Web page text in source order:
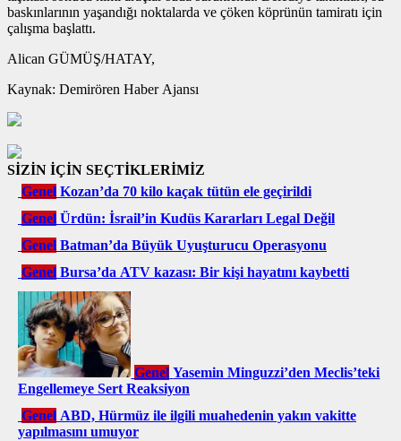
baskınlarının yaşandığı noktalarda ve çöken köprünün tamiratı için
çalışma başlattı.
Alican GÜMÜŞ/HATAY,
Kaynak: Demirören Haber Ajansı
SİZİN İÇİN SEÇTİKLERİMİZ
Genel Kozan’da 70 kilo kaçak tütün ele geçirildi
Genel Ürdün: İsrail’in Kudüs Kararları Legal Değil
Genel Batman’da Büyük Uyuşturucu Operasyonu
Genel Bursa’da ATV kazası: Bir kişi hayatını kaybetti
Genel Yasemin Minguzzi’den Meclis’teki
Engellemeye Sert Reaksiyon
Genel ABD, Hürmüz ile ilgili muahedenin yakın vakitte
yapılmasını umuyor